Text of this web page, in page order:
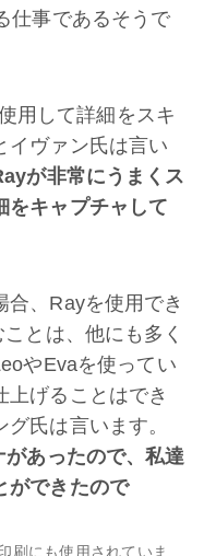
仕事であるそうで
用して詳細をスキ
イヴァン氏は言い
が非常にうまくス
をキャプチャして
、Rayを使用でき
とは、他にも多く
やEvaを使ってい
上げることはでき
氏は言います。
あったので、私達
ができたので
刷にも使用されていま